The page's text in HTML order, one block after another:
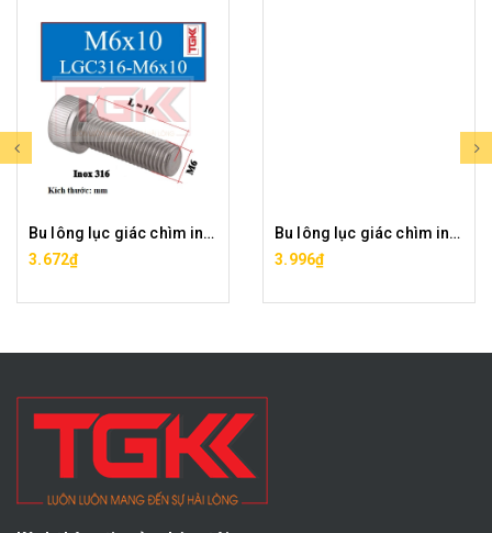
Bu lông lục giác chìm inox 316-M6x10
3.672₫
Bu lông lục giác chìm inox 316-M6x12
3.996₫